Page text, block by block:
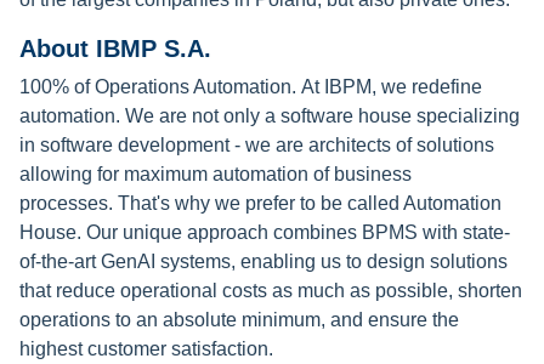
About IBMP S.A.
100% of Operations Automation. At IBPM, we redefine
automation. We are not only a software house specializing
in software development - we are architects of solutions
allowing for maximum automation of business
processes. That's why we prefer to be called Automation
House. Our unique approach combines BPMS with state-
of-the-art GenAI systems, enabling us to design solutions
that reduce operational costs as much as possible, shorten
operations to an absolute minimum, and ensure the
highest customer satisfaction.